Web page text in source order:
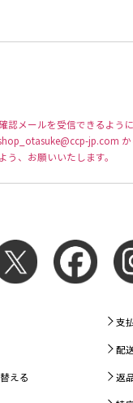
認メールを受信できるよう
jp.com
う、お願いいたします。
える
支
配
返